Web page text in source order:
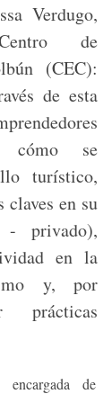
Verdugo,
de
(CEC):
de esta
cómo se
turístico,
claves en su
- privado),
en la
y, por
prácticas
encargada de